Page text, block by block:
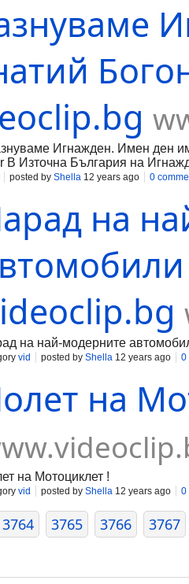
Игнажден. Имен ден
В Източна България на
posted by Shella 12 years ago 0
на
на най-модерните
vid posted by Shella 12 years ago 0
на
на Мотоциклет !
vid posted by Shella 12 years ago 0
3764 3765 3766 3767